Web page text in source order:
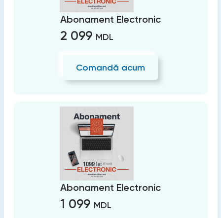
Abonament Electronic
2 099 MDL
Comandă acum
Abonament Electronic
1 099 MDL